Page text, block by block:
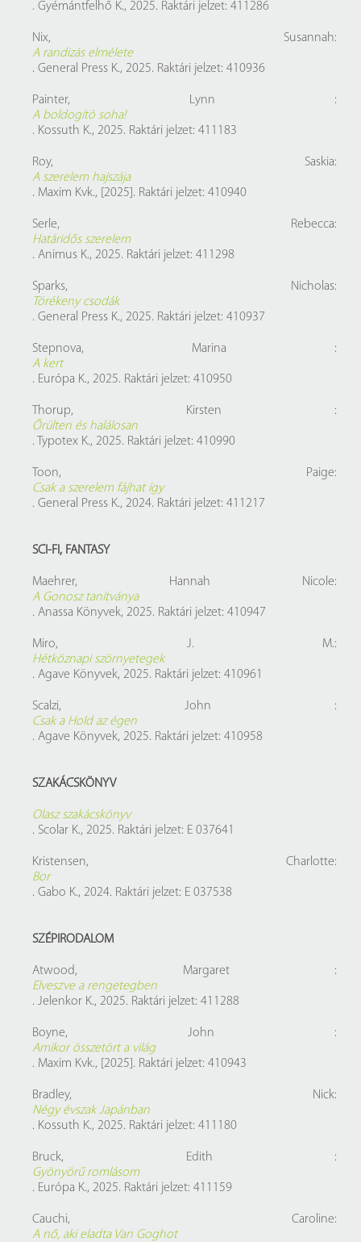
. Gyémántfelhő K., 2025. Raktári jelzet: 411286
Nix, Susannah:
A randizás elmélete
. General Press K., 2025. Raktári jelzet: 410936
Painter, Lynn :
A boldogító soha!
. Kossuth K., 2025. Raktári jelzet: 411183
Roy, Saskia:
A szerelem hajszája
. Maxim Kvk., [2025]. Raktári jelzet: 410940
Serle, Rebecca:
Határidős szerelem
. Animus K., 2025. Raktári jelzet: 411298
Sparks, Nicholas:
Törékeny csodák
. General Press K., 2025. Raktári jelzet: 410937
Stepnova, Marina :
A kert
. Európa K., 2025. Raktári jelzet: 410950
Thorup, Kirsten :
Őrülten és halálosan
. Typotex K., 2025. Raktári jelzet: 410990
Toon, Paige:
Csak a szerelem fájhat így
. General Press K., 2024. Raktári jelzet: 411217
SCI-FI, FANTASY
Maehrer, Hannah Nicole:
A Gonosz tanítványa
. Anassa Könyvek, 2025. Raktári jelzet: 410947
Miro, J. M.:
Hétköznapi szörnyetegek
. Agave Könyvek, 2025. Raktári jelzet: 410961
Scalzi, John :
Csak a Hold az égen
. Agave Könyvek, 2025. Raktári jelzet: 410958
SZAKÁCSKÖNYV
Olasz szakácskönyv
. Scolar K., 2025. Raktári jelzet: E 037641
Kristensen, Charlotte:
Bor
. Gabo K., 2024. Raktári jelzet: E 037538
SZÉPIRODALOM
Atwood, Margaret :
Elveszve a rengetegben
. Jelenkor K., 2025. Raktári jelzet: 411288
Boyne, John :
Amikor összetört a világ
. Maxim Kvk., [2025]. Raktári jelzet: 410943
Bradley, Nick:
Négy évszak Japánban
. Kossuth K., 2025. Raktári jelzet: 411180
Bruck, Edith :
Gyönyörű romlásom
. Európa K., 2025. Raktári jelzet: 411159
Cauchi, Caroline:
A nő, aki eladta Van Goghot